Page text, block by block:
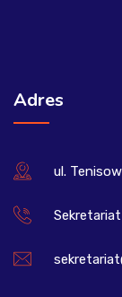
Adres
ul.
Sekretariat